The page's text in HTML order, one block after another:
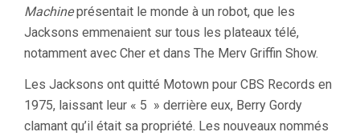
Machineprésentait le monde à un robot, que les
Jacksons emmenaient sur tous les plateaux télé,
notamment avec Cher et dans The Merv Griffin Show.
Les Jacksons ont quitté Motown pour CBS Records en
1975, laissant leur « 5 » derrière eux, Berry Gordy
clamant qu’il était sa propriété. Les nouveaux nommés